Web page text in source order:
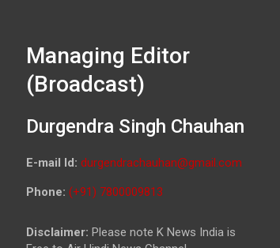
Managing Editor
(Broadcast)
Durgendra Singh Chauhan
E-mail Id: durgendrachauhan@gmail.com
Phone: (+91) 7800009813
Disclaimer: Please note K News India is